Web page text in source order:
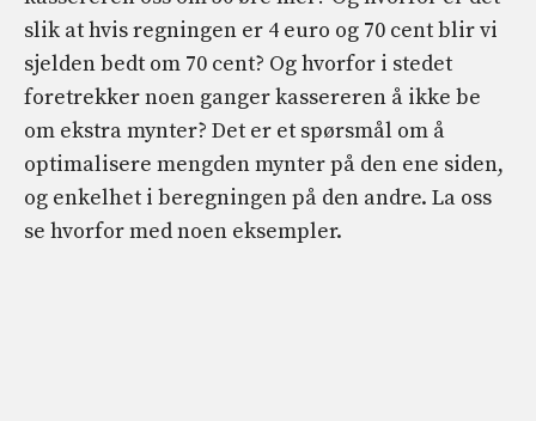
slik at hvis regningen er 4 euro og 70 cent blir vi
sjelden bedt om 70 cent? Og hvorfor i stedet
foretrekker noen ganger kassereren å ikke be
om ekstra mynter? Det er et spørsmål om å
optimalisere mengden mynter på den ene siden,
og enkelhet i beregningen på den andre. La oss
se hvorfor med noen eksempler.